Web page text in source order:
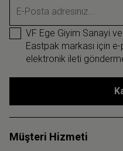
E-Posta adresiniz...
VF Ege Giyim Sanayi
Eastpak markası için
elektronik ileti
Müşteri Hizmeti